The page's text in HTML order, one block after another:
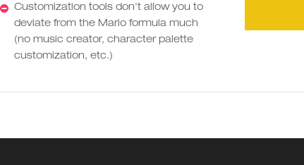
Customization tools don't allow you to
deviate from the Mario formula much
(no music creator, character palette
customization, etc.)